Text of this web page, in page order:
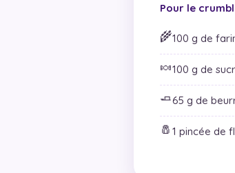
Pour le
🌾100 g de
🍬100 g de
🧈65 g de
🧂 1 pincée de